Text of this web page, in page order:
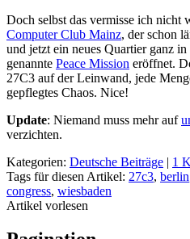
Doch selbst das vermisse ich nicht
Computer Club Mainz, der schon
und jetzt ein neues Quartier ganz
genannte Peace Mission eröffnet.
27C3 auf der Leinwand, jede
gepflegtes Chaos. Nice!
Update: Niemand muss mehr auf
verzichten.
Kategorien: Deutsche Beiträge | 1
Tags für diesen Artikel: 27c3, berlin
congress, wiesbaden
Artikel vorlesen